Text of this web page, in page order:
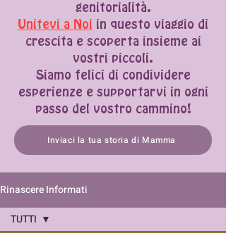
genitorialità.
Unitevi a Noi in questo viaggio di
crescita e scoperta insieme ai
vostri piccoli.
Siamo felici di condividere
esperienze e supportarvi in ogni
passo del vostro cammino!
Inviaci la tua storia di Mamma
Rinascere Informati
TUTTI